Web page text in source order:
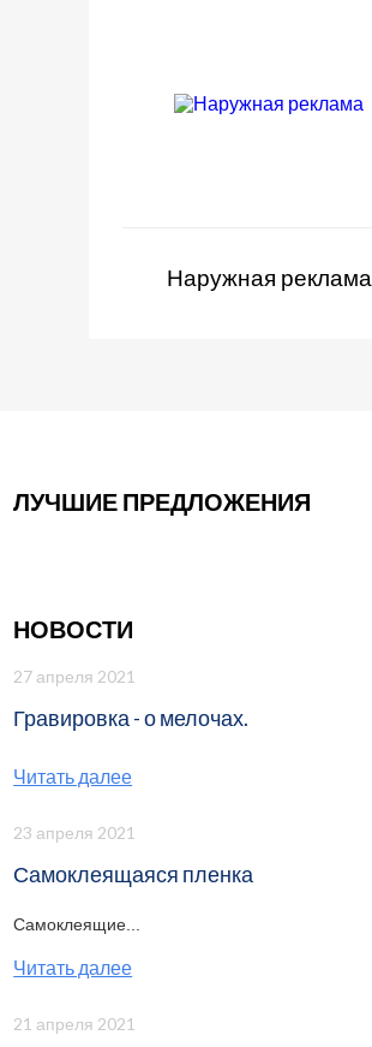
Наружная реклама
ЛУЧШИЕ ПРЕДЛОЖЕНИЯ
НОВОСТИ
27 апреля 2021
Гравировка - о мелочах.
Читать далее
23 апреля 2021
Самоклеящаяся пленка
Самоклеящие...
Читать далее
21 апреля 2021